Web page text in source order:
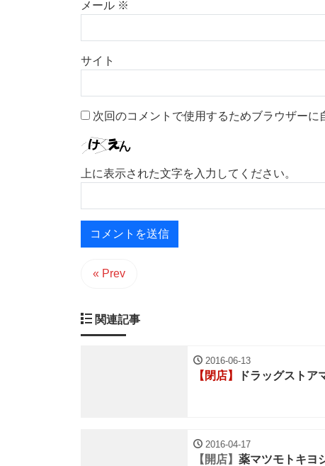
メール ※
サイト
次回のコメントで使用するためブラウザーに
上に表示された文字を入力してください。
« Prev
関連記事
2016-06-13
【閉店】 ドラッグストア
2016-04-17
【開店】 薬マツモトキヨ